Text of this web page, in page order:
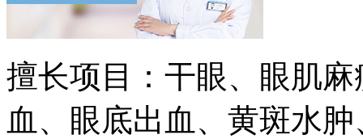
擅长项目： 干眼、眼肌
血、眼底出血、黄斑水